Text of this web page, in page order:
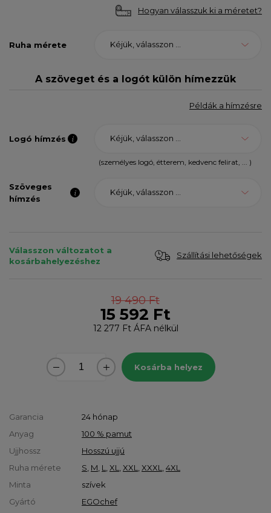
Hogyan válasszuk ki a méretet?
Ruha mérete Kéjük, válasszon ...
A szöveget és a logót külön hímezzük
Példák a hímzésre
Logó hímzés Kéjük, válasszon ...
(személyes logó, étterem, kedvenc felirat, ... )
Szöveges
hímzés
Kéjük, válasszon ...
Válasszon változatot a
kosárbahelyezéshez
Szállítási lehetőségek
19 490 Ft
15 592 Ft
12 277 FtÁFA nélkül
Kosárba helyez
Garancia
24 hónap
Anyag
100 % pamut
Ujjhossz
Hosszú ujjú
Ruha mérete
S M L XL XXL XXXL
4XL
Minta
szívek
Gyártó
EGOchef